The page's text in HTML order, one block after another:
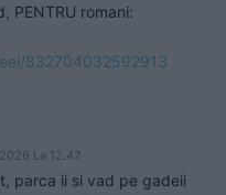
PENTRU romani:
832704032592913
La 12.47
parca ii si vad pe gadeii